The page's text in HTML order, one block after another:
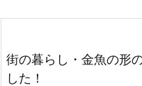
街の暮らし・金魚の形
した！